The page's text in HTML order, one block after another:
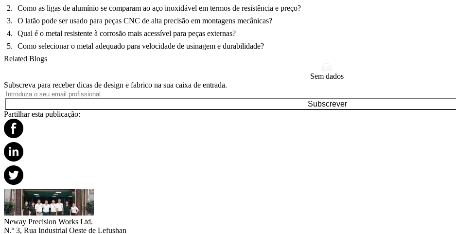
Como as ligas de alumínio se comparam ao aço inoxidável em termos de resistência e preço?
O latão pode ser usado para peças CNC de alta precisão em montagens mecânicas?
Qual é o metal resistente à corrosão mais acessível para peças externas?
Como selecionar o metal adequado para velocidade de usinagem e durabilidade?
Related Blogs
Sem dados
Subscreva para receber dicas de design e fabrico na sua caixa de entrada.
Subscrever
Partilhar esta publicação:
Neway Precision Works Ltd.
N.º 3, Rua Industrial Oeste de Lefushan